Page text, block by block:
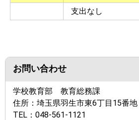
支出なし
お問い合わせ
学校教育部 教育総務課
住所： 埼玉県羽生市東6丁目15番地
TEL： 048-561-1121